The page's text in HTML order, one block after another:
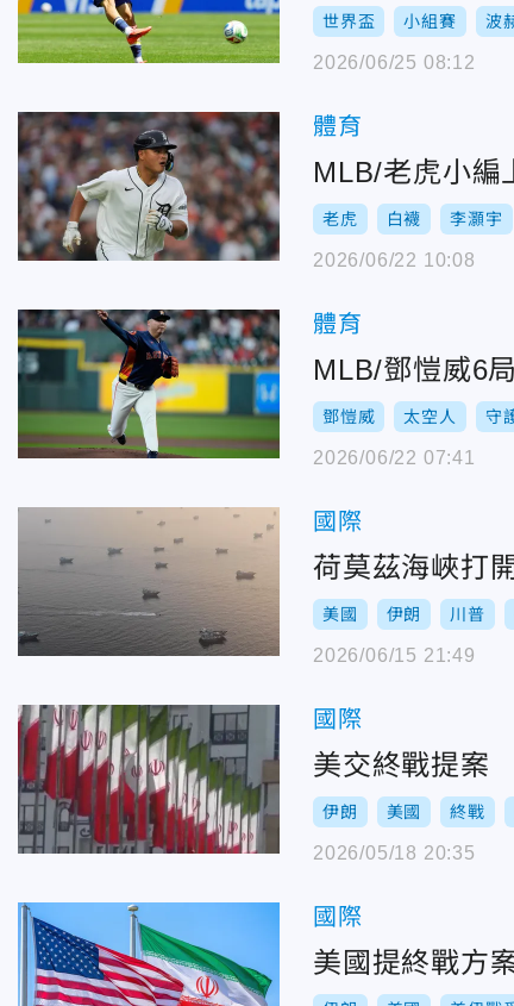
世界盃 小組賽 波
2026/06/25 08:12
體育
MLB/老虎小
老虎 白襪 李灝宇
2026/06/22 10:08
體育
MLB/鄧愷威6
鄧愷威 太空人 守
2026/06/22 07:41
國際
荷莫茲海峽打
美國 伊朗 川普
2026/06/15 21:49
國際
美交終戰提案
伊朗 美國 終戰
2026/05/18 20:35
國際
美國提終戰方